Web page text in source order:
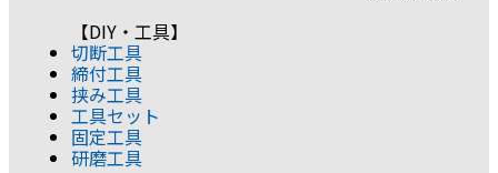
【DIY・工具】
切断工具
締付工具
挟み工具
工具セット
固定工具
研磨工具